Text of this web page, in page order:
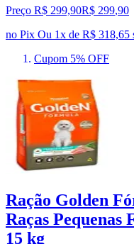
Preço R$ 299,90R$ 299,90
no Pix Ou 1x de R$ 318,65
Cupom 5% OFF
Ração Golden
Raças
15 kg